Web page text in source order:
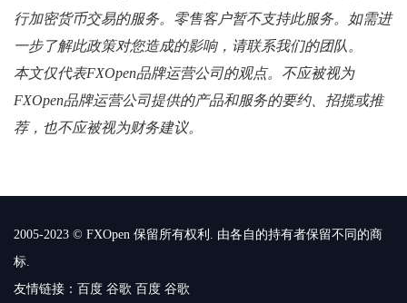
行加密货币交易的服务。零售客户暂不支持此服务。如需进
一步了解此政策对您造成的影响，请联系我们的团队。
本文仅代表FXOpen品牌运营公司的观点。不应被视为
FXOpen品牌运营公司提供的产品和服务的要约、招揽或推
荐，也不应被视为财务建议。
2005-2023 © FXOpen 保留所有权利. 由各自的持有者保留不同的商
标.
友情链接： 百度 谷歌 百度 谷歌